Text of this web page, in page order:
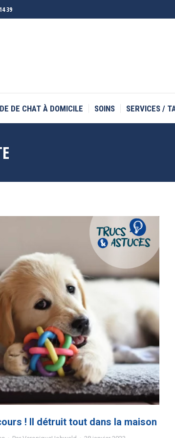
39
DE CHAT À DOMICILE SOINS SERVICES /
! Il détruit tout dans la maison